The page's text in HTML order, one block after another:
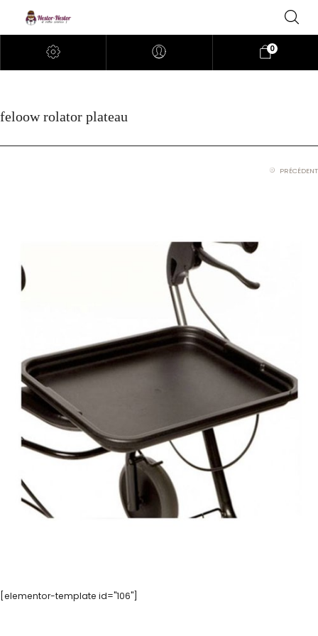
0
feloow rolator plateau
PRÉCÉDENT
[elementor-template id="106"]